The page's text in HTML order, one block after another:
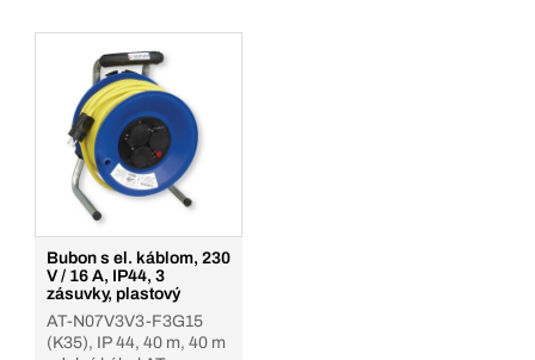
Bubon s el. káblom, 230
V / 16 A, IP44, 3
zásuvky, plastový
AT-N07V3V3-F3G15
(K35), IP 44, 40 m, 40 m